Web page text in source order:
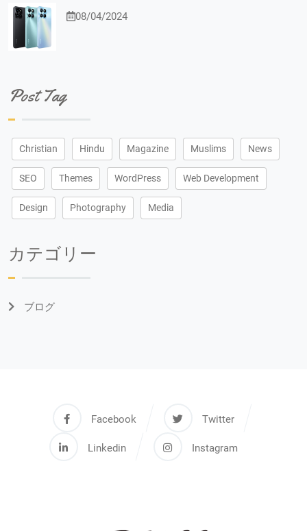
08/04/2024
Post Tag
Christian Hindu Magazine Muslims News
SEO Themes WordPress Web Development
Design Photography Media
カテゴリー
ブログ
Facebook Twitter
Linkedin Instagram